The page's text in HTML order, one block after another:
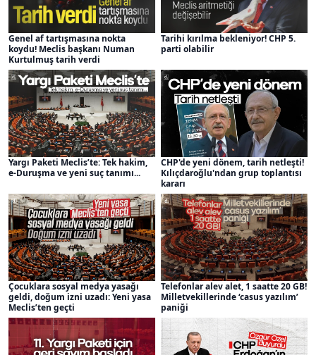
Genel af tartışmasına nokta
koydu! Meclis başkanı Numan
Kurtulmuş tarih verdi
Tarihi kırılma bekleniyor! CHP 5.
parti olabilir
Yargı Paketi Meclis’te: Tek hakim,
e-Duruşma ve yeni suç tanımı...
CHP'de yeni dönem, tarih netleşti!
Kılıçdaroğlu'ndan grup toplantısı
kararı
Çocuklara sosyal medya yasağı
geldi, doğum izni uzadı: Yeni yasa
Meclis’ten geçti
Telefonlar alev alet, 1 saatte 20 GB!
Milletvekillerinde ‘casus yazılım’
paniği